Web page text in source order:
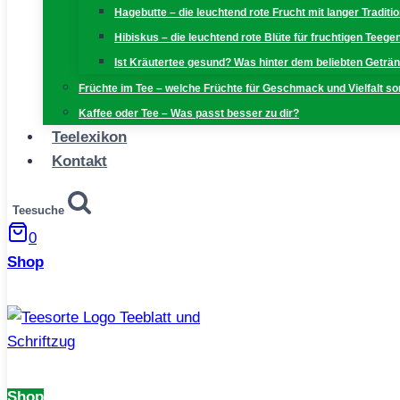
Hagebutte – die leuchtend rote Frucht mit langer
Hibiskus – die leuchtend rote Blüte für fruchtigen
Ist Kräutertee gesund? Was hinter dem beliebten
Früchte im Tee – welche Früchte für Geschmack und Vielfalt
Kaffee oder Tee – Was passt besser zu dir?
Teelexikon
Kontakt
Teesuche
0
Shop